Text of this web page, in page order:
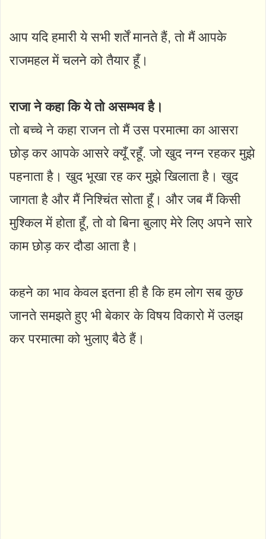
आप यदि हमारी ये सभी शर्तें मानते हैं, तो मैं आपके
राजमहल में चलने को तैयार हूँ।
राजा ने कहा कि ये तो असम्भव है।
तो बच्चे ने कहा राजन तो मैं उस परमात्मा का आसरा
छोड़ कर आपके आसरे क्यूँ रहूँ. जो खुद नग्न रहकर मुझे
पहनाता है। खुद भूखा रह कर मुझे खिलाता है। खुद
जागता है और मैं निश्चिंत सोता हूँ। और जब मैं किसी
मुश्किल में होता हूँ, तो वो बिना बुलाए मेरे लिए अपने सारे
काम छोड़ कर दौडा आता है।
कहने का भाव केवल इतना ही है कि हम लोग सब कुछ
जानते समझते हुए भी बेकार के विषय विकारो में उलझ
कर परमात्मा को भुलाए बैठे हैं।